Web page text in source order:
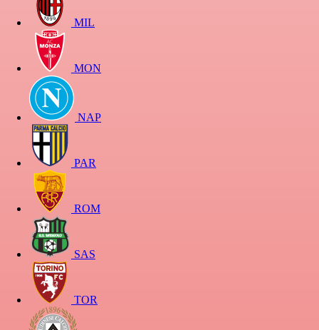
MIL
MON
NAP
PAR
ROM
SAS
TOR